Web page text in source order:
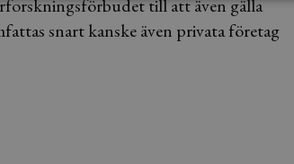
till att även gälla
snart kanske även privata företag